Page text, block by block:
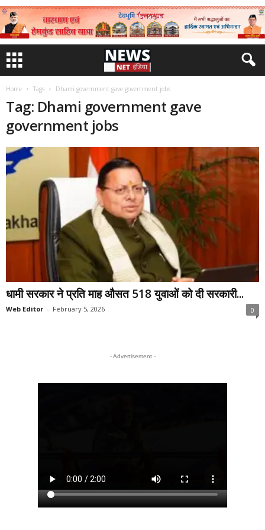
Home Tags Dhami government gave government jobs
Tag: Dhami government gave
government jobs
धामी सरकार ने प्रति माह औसत 518 युवाओं को दी सरकारी...
Web Editor - February 5, 2026 0
- Advertisement -